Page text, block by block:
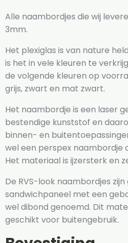
Alle naambordjes die wij
3mm.
Het plexiglas is van nature
is het in vele kleuren te
de volgende kleuren op
grijs, zwart en mat zwart.
Het naambordje is een laser
bestendige kunststof en
binnen- en
wel een perspex naambordje
Het materiaal is ijzersterk en
De RVS-look naambordjes
sandwichpaneel met een
wel dibond genoemd. Dit
geschikt voor buitengebruik.